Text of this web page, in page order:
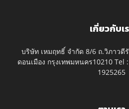
เกี่ยวกับเ
บริษัท เหมฤทธิ์ จำกัด 8/6 ถ.วิภาว
ดอนเมือง กรุงเทพมหนคร10210 Tel
1925265